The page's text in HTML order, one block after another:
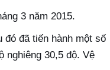
3 năm 2015.
đã tiến hành một số
nghiêng 30,5 độ. Vệ